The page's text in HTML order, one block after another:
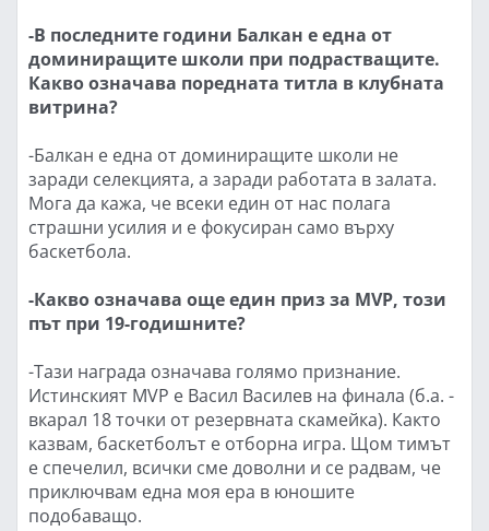
-В последните години Балкан е една от
доминиращите школи при подрастващите.
Какво означава поредната титла в клубната
витрина?
-Балкан е една от доминиращите школи не
заради селекцията, а заради работата в залата.
Мога да кажа, че всеки един от нас полага
страшни усилия и е фокусиран само върху
баскетбола.
-Какво означава още един приз за MVP, този
път при 19-годишните?
-Тази награда означава голямо признание.
Истинският MVP е Васил Василев на финала (б.а. -
вкарал 18 точки от резервната скамейка). Както
казвам, баскетболът е отборна игра. Щом тимът
е спечелил, всички сме доволни и се радвам, че
приключвам една моя ера в юношите
подобаващо.